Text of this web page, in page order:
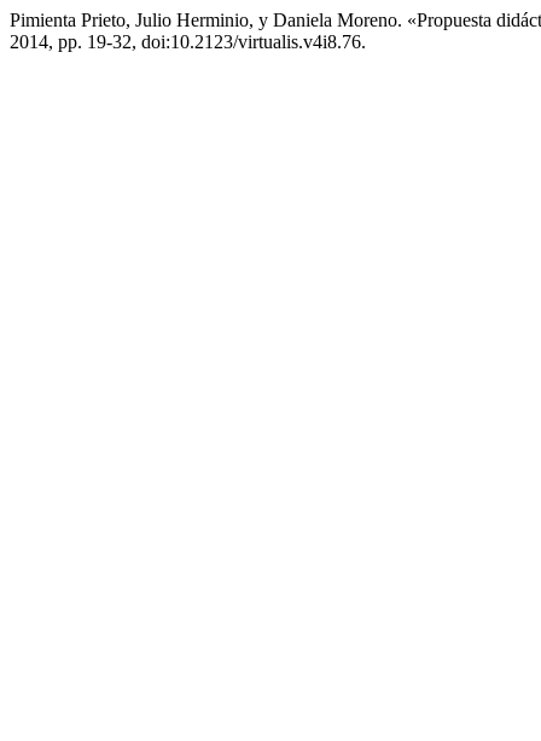
Pimienta Prieto, Julio Herminio, y Daniela Moreno. «Propuesta
2014, pp. 19-32, doi:10.2123/virtualis.v4i8.76.